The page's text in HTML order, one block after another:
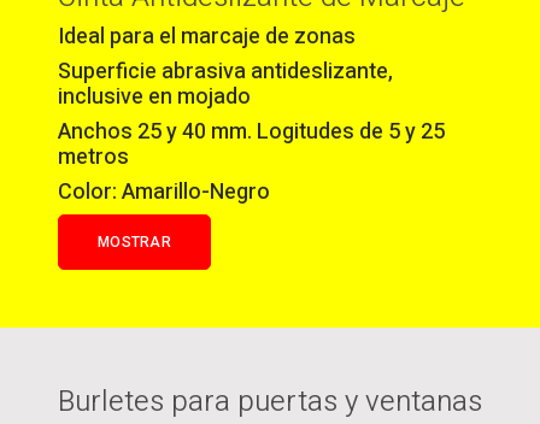
Ideal para el marcaje de zonas
Superficie abrasiva antideslizante,
inclusive en mojado
Anchos 25 y 40 mm. Logitudes de 5 y 25
metros
Color: Amarillo-Negro
MOSTRAR
Burletes para puertas y ventanas